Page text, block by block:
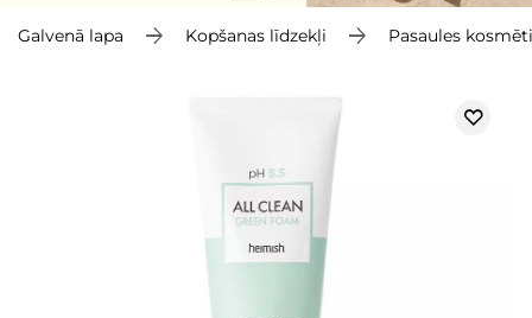
Galvenā lapa Kopšanas līdzekļi Pasaules